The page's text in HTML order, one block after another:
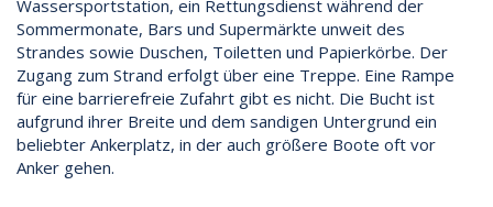
Wassersportstation, ein Rettungsdienst während der
Sommermonate, Bars und Supermärkte unweit des
Strandes sowie Duschen, Toiletten und Papierkörbe. Der
Zugang zum Strand erfolgt über eine Treppe. Eine Rampe
für eine barrierefreie Zufahrt gibt es nicht. Die Bucht ist
aufgrund ihrer Breite und dem sandigen Untergrund ein
beliebter Ankerplatz, in der auch größere Boote oft vor
Anker gehen.